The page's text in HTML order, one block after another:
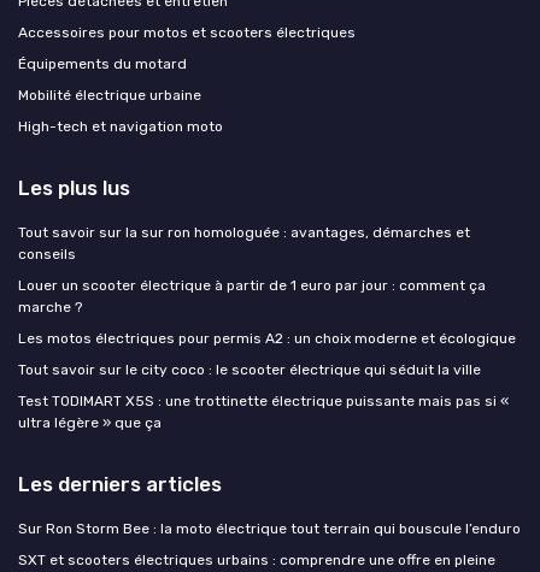
Accessoires pour motos et scooters électriques
Équipements du motard
Mobilité électrique urbaine
High-tech et navigation moto
Les plus lus
Tout savoir sur la sur ron homologuée : avantages, démarches et
conseils
Louer un scooter électrique à partir de 1 euro par jour : comment ça
marche ?
Les motos électriques pour permis A2 : un choix moderne et écologique
Tout savoir sur le city coco : le scooter électrique qui séduit la ville
Test TODIMART X5S : une trottinette électrique puissante mais pas si «
ultra légère » que ça
Les derniers articles
Sur Ron Storm Bee : la moto électrique tout terrain qui bouscule l’enduro
SXT et scooters électriques urbains : comprendre une offre en pleine